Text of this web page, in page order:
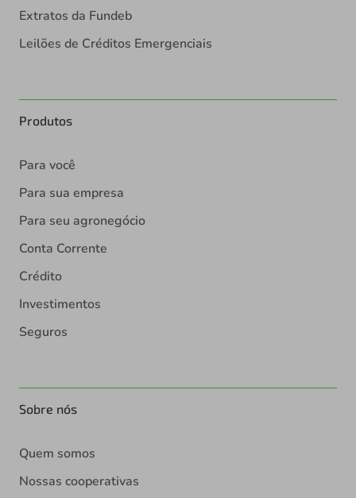
Extratos da Fundeb
Leilões de Créditos Emergenciais
Produtos
Para você
Para sua empresa
Para seu agronegócio
Conta Corrente
Crédito
Investimentos
Seguros
Sobre nós
Quem somos
Nossas cooperativas